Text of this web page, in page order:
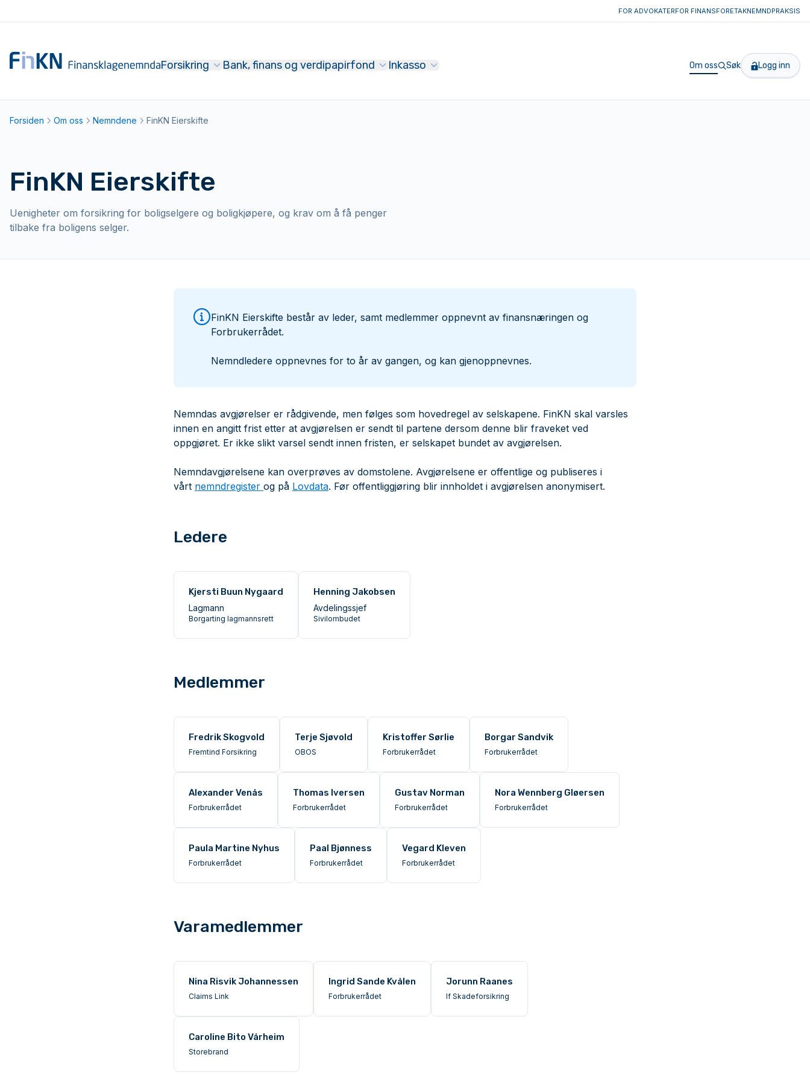
FOR ADVOKATERFOR FINANSFORETAKNEMNDPRAKSIS
Til forsiden
Forsikring Bank, finans og verdipapirfond Inkasso Om oss Søk Logg inn
Forsiden Om oss Nemndene FinKN Eierskifte
FinKN Eierskifte
Uenigheter om forsikring for boligselgere og boligkjøpere, og krav om å få penger
tilbake fra boligens selger.
FinKN Eierskifte består av leder, samt medlemmer oppnevnt av finansnæringen og
Forbrukerrådet.
Nemndledere oppnevnes for to år av gangen, og kan gjenoppnevnes.
Nemndas avgjørelser er rådgivende, men følges som hovedregel av selskapene. FinKN skal varsles
innen en angitt frist etter at avgjørelsen er sendt til partene dersom denne blir fraveket ved
oppgjøret. Er ikke slikt varsel sendt innen fristen, er selskapet bundet av avgjørelsen.
Nemndavgjørelsene kan overprøves av domstolene. Avgjørelsene er offentlige og publiseres i
vårt nemndregister og på Lovdata. Før offentliggjøring blir innholdet i avgjørelsen anonymisert.
Ledere
Kjersti Buun Nygaard
Lagmann
Borgarting lagmannsrett
Henning Jakobsen
Avdelingssjef
Sivilombudet
Medlemmer
Fredrik Skogvold
Fremtind Forsikring
Terje Sjøvold
OBOS
Kristoffer Sørlie
Forbrukerrådet
Borgar Sandvik
Forbrukerrådet
Alexander Venås
Forbrukerrådet
Thomas Iversen
Forbrukerrådet
Gustav Norman
Forbrukerrådet
Nora Wennberg Gløersen
Forbrukerrådet
Paula Martine Nyhus
Forbrukerrådet
Paal Bjønness
Forbrukerrådet
Vegard Kleven
Forbrukerrådet
Varamedlemmer
Nina Risvik Johannessen
Claims Link
Ingrid Sande Kvålen
Forbrukerrådet
Jorunn Raanes
If Skadeforsikring
Caroline Bito Vårheim
Storebrand